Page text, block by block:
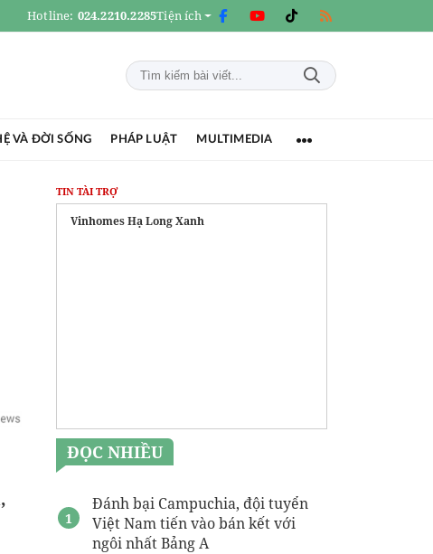
Hotline: 024.2210.2285Tiện ích
VÀ ĐỜI SỐNG PHÁP LUẬT MULTIMEDIA
TIN TÀI TRỢ
Vinhomes Hạ Long Xanh
ĐỌC NHIỀU
Đánh bại Campuchia, đội tuyển
Việt Nam tiến vào bán kết với
ngôi nhất Bảng A